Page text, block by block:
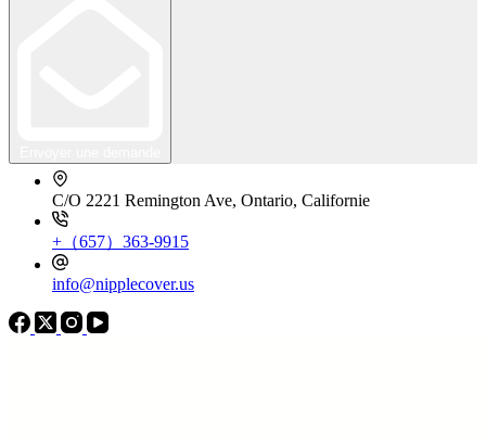
C/O 2221 Remington Ave, Ontario, Californie
+（657）363-9915
info@nipplecover.us